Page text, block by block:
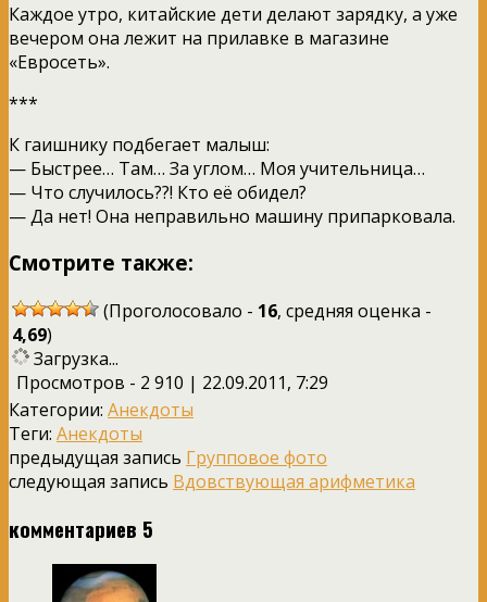
Каждое утро, китайские дети делают зарядку, а уже
вечером она лежит на прилавке в магазине
«Евросеть».
***
К гаишнику подбегает малыш:
— Быстрее… Там… За углом… Моя учительница…
— Что случилось??! Кто её обидел?
— Да нет! Она неправильно машину припарковала.
Смотрите также:
(Проголосовало - 16, средняя оценка -
4,69)
Загрузка...
Просмотров - 2 910 | 22.09.2011, 7:29
Категории: Анекдоты
Теги: Анекдоты
предыдущая запись Групповое фото
следующая запись Вдовствующая арифметика
комментариев 5